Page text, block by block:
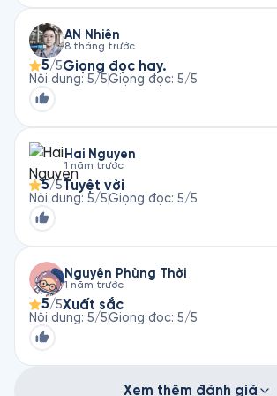
AN Nhiên
8 tháng trước
5/5Giọng đọc hay.
Nội dung: 5/5Giọng đọc: 5/5
Hai Nguyen
1 năm trước
5/5Tuyệt vời
Nội dung: 5/5Giọng đọc: 5/5
Nguyễn Phùng Thời
1 năm trước
5/5Xuất sắc
Nội dung: 5/5Giọng đọc: 5/5
Xem thêm đánh giá